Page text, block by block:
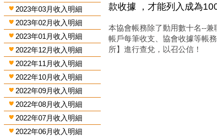
2023年03月收入明細
2023年02月收入明細
2023年01月收入明細
2022年12月收入明細
2022年11月收入明細
2022年10月收入明細
2022年09月收入明細
2022年08月收入明細
2022年07月收入明細
2022年06月收入明細
款收據 ，才能列入成為
本協會帳務除了動用數十名--
帳戶每筆收支、協會收據等帳
所】進行查兌，以召公信！